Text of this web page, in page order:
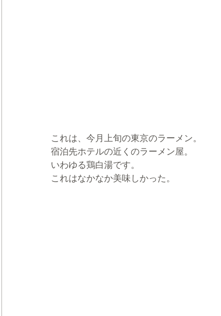
これは、今月上旬の東京のラーメン。
宿泊先ホテルの近くのラーメン屋。
いわゆる鶏白湯です。
これはなかなか美味しかった。